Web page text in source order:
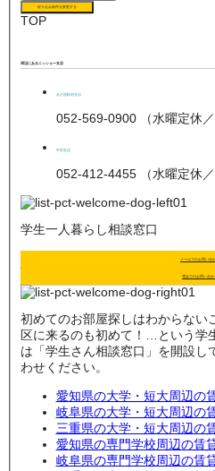
絞り込み条件を変更する
TOP
周辺にあるニッショー支店
名古屋駅前支店
052-569-0900 （水曜定休
中村支店
052-412-4455 （水曜定休
学生一人暮らし相談窓口
メールでのお問い合
電話でのお問い合わ
初めてのお部屋探しはわからない
区に来るのも初めて！…という学
は「学生さん相談窓口」を開設し
わせください。
愛知県の大学・短大周辺の
岐阜県の大学・短大周辺の
三重県の大学・短大周辺の
愛知県の専門学校周辺の賃
岐阜県の専門学校周辺の賃